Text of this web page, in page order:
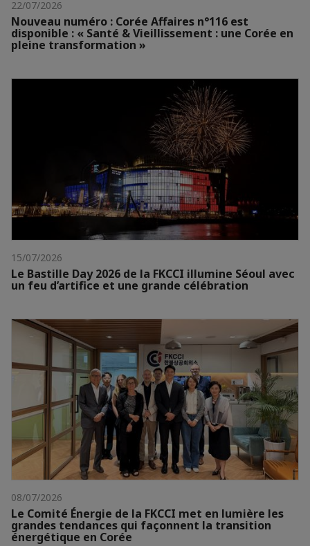
22/07/2026
Nouveau numéro : Corée Affaires n°116 est
disponible : « Santé & Vieillissement : une Corée en
pleine transformation »
15/07/2026
Le Bastille Day 2026 de la FKCCI illumine Séoul avec
un feu d’artifice et une grande célébration
08/07/2026
Le Comité Énergie de la FKCCI met en lumière les
grandes tendances qui façonnent la transition
énergétique en Corée